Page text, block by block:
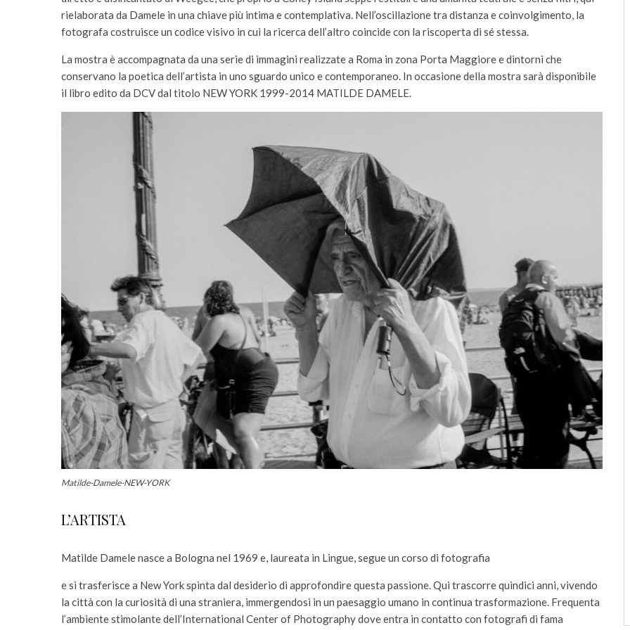
rielaborata da Damele in una chiave più intima e contemplativa. Nell’oscillazione tra distanza e coinvolgimento, la
fotografa costruisce un codice visivo in cui la ricerca dell’altro coincide con la riscoperta di sé stessa.
La mostra è accompagnata da una serie di immagini realizzate a Roma in zona Porta Maggiore e dintorni che
conservano la poetica dell’artista in uno sguardo unico e contemporaneo. In occasione della mostra sarà disponibile
il libro edito da DCV dal titolo NEW YORK 1999-2014 MATILDE DAMELE.
Matilde-Damele-NEW-YORK
L’ARTISTA
Matilde Damele nasce a Bologna nel 1969 e, laureata in Lingue, segue un corso di fotografia
e si trasferisce a New York spinta dal desiderio di approfondire questa passione. Qui trascorre quindici anni, vivendo
la città con la curiosità di una straniera, immergendosi in un paesaggio umano in continua trasformazione. Frequenta
l’ambiente stimolante dell’International Center of Photography dove entra in contatto con fotografi di fama